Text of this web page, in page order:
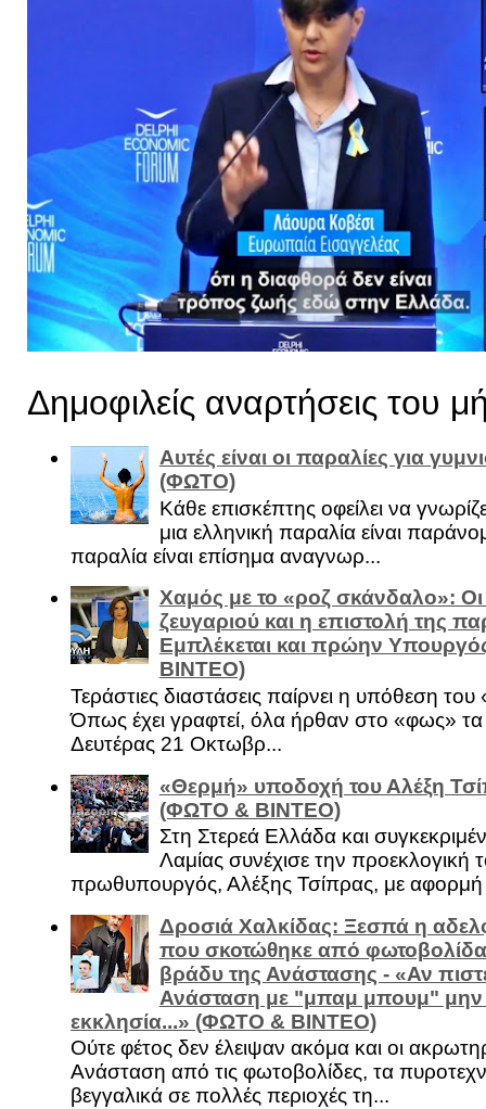
Δημοφιλείς αναρτήσεις του
Αυτές είναι οι παραλίες για
(ΦΩΤΟ)
Κάθε επισκέπτης οφείλει να
μια ελληνική παραλία είναι
παραλία είναι επίσημα αναγνωρ...
Χαμός με το «ροζ σκάνδαλο»: Οι
ζευγαριού και η επιστολή της
Εμπλέκεται και πρώην
ΒΙΝΤΕΟ)
Τεράστιες διαστάσεις παίρνει η υπόθεση
Όπως έχει γραφτεί, όλα ήρθαν στο «φως»
Δευτέρας 21 Οκτωβρ...
«Θερμή» υποδοχή του Αλέξη
(ΦΩΤΟ & ΒΙΝΤΕΟ)
Στη Στερεά Ελλάδα και
Λαμίας συνέχισε την προεκλογική
πρωθυπουργός, Αλέξης Τσίπρας, με αφορμή
Δροσιά Χαλκίδας: Ξεσπά η
που σκοτώθηκε από φωτοβολίδα
βράδυ της Ανάστασης - «Αν
Ανάσταση με "μπαμ μπουμ" μην
εκκλησία...» (ΦΩΤΟ & ΒΙΝΤΕΟ)
Ούτε φέτος δεν έλειψαν ακόμα και οι
Ανάσταση από τις φωτοβολίδες, τα
βεγγαλικά σε πολλές περιοχές τη...